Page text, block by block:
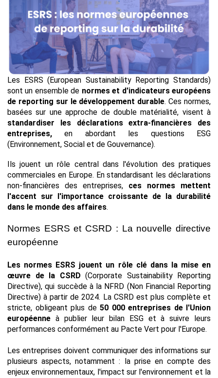
Les ESRS (European Sustainability Reporting Standards)
sont un ensemble de normes et d'indicateurs européens
de reporting sur le développement durable. Ces normes,
standardiser les déclarations extra-financières des
entreprises, en abordant les questions ESG
(Environnement, Social et de Gouvernance).
Ils jouent un rôle central dans l'évolution des pratiques
commerciales en Europe. En standardisant les déclarations
non-financières des entreprises, ces normes mettent
l'accent sur l'importance croissante de la durabilité
dans le monde des affaires.
Normes ESRS et CSRD : La nouvelle directive
européenne
Les normes ESRS jouent un rôle clé dans la mise en
œuvre de la CSRD (Corporate Sustainability Reporting
Directive), qui succède à la NFRD (Non Financial Reporting
Directive) à partir de 2024. La CSRD est plus complète et
stricte, obligeant plus de 50 000 entreprises de l'Union
européenne à publier leur bilan ESG et à suivre leurs
performances conformément au Pacte Vert pour l'Europe.
Les entreprises doivent communiquer des informations sur
plusieurs aspects, notamment : la prise en compte des
enjeux environnementaux, l'impact sur l'environnement et la